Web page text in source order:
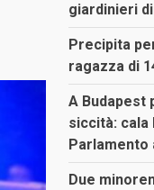
giardinieri
Precipita
ragazza di
A Budapest
siccità:
Parlamento
Due